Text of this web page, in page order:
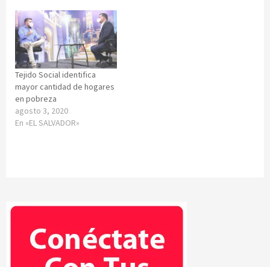
Tejido Social identifica
mayor cantidad de hogares
en pobreza
agosto 3, 2020
En «EL SALVADOR»